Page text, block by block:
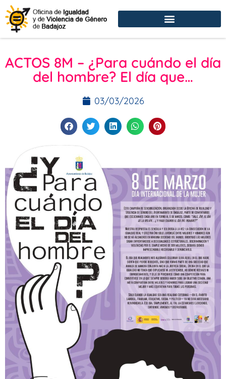
ACTOS 8M – ¿Para cuándo el día
del hombre? El día que…
03/03/2026